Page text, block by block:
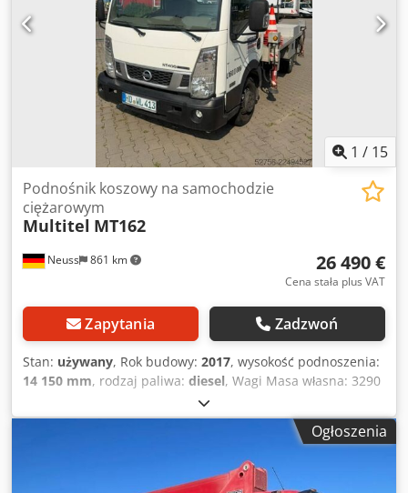
Maksymalny zasięg boczny maszyny w pozycji stacjonarnej:
9,30 m - Maksymalny zasięg boczny podczas jazdy na
szynach - Maksymalne obciążenie robocze kosza: 400 kg -
Zakres obrotu: 180 stopni - Sterowanie: proporcjonalne -
Maksymalna prędkość jazdy na drodze: 4 km/h -
Maksymalna prędkość jazdy na szynach: 18 km/h - Obrot
kosza: 90 stopni
1 / 15
Neuss 861 km
Podnośnik koszowy na samochodzie
ciężarowym
Multitel MT162
26 490 €
Cena stała plus VAT
Zapytania Zadzwoń
Stan: używany, Rok budowy: 2017, wysokość podnoszenia:
14 150 mm, rodzaj paliwa: diesel, Wagi Masa własna: 3290
kg Funkcjonalność Udźwig: 300 kg Wysokość robocza: 1615
cm Szerokość robocza: 220 cm Certyfikat CE: tak Stan
Ogólny stan: przeciętny Stan techniczny: przeciętny Stan
wizualny: przeciętny Dodatkowe informacje Warunki
dostawy: EXW Maksymalny kąt wychylenia platformy
Ogłoszenia